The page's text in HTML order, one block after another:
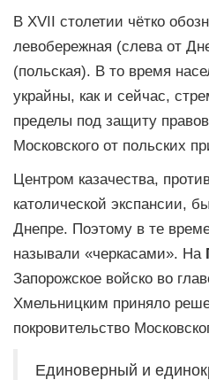
В XVII столетии чётко
левобережная (слева от
(польская). В то время
украйны, как и сейчас,
пределы под защиту
Московского от польских
Центром казачества,
католической экспансии,
Днепре. Поэтому в те
называли «черкасами». На
Запорожское войско во
Хмельницким приняло
покровительство
Единоверный и